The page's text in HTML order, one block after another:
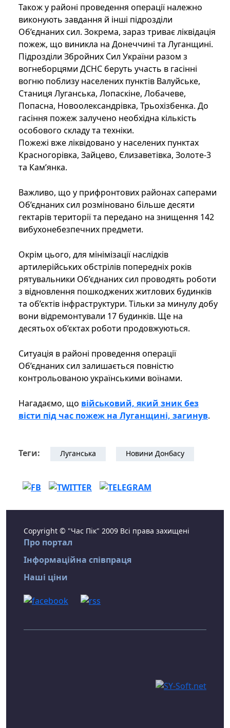
Також у районі проведення операції належно
виконують завдання й інші підрозділи
Об’єднаних сил. Зокрема, зараз триває ліквідація
пожеж, що виникла на Донеччині та Луганщині.
Підрозділи Збройних Сил України разом з
вогнеборцями ДСНС беруть участь в гасінні
вогню поблизу населених пунктів Валуйське,
Станиця Луганська, Лопаскіне, Лобачеве,
Попасна, Новоолександрівка, Трьохізбенка. До
гасіння пожеж залучено необхідна кількість
особового складу та техніки.
Пожежі вже ліквідовано у населених пунктах
Красногорівка, Зайцево, Єлизаветівка, Золоте-3
та Кам’янка.
Важливо, що у прифронтових районах саперами
Об’єднаних сил розміновано більше десяти
гектарів території та передано на знищення 142
вибухонебезпечних предмети.
Окрім цього, для мінімізації наслідків
артилерійських обстрілів попередніх років
рятувальники Об’єднаних сил проводять роботи
з відновлення пошкоджених житлових будинків
та об’єктів інфраструктури. Тільки за минулу добу
вони відремонтували 17 будинків. Ще на
десятьох об’єктах роботи продовжуються.
Ситуація в районі проведення операції
Об’єднаних сил залишається повністю
контрольованою українськими воїнами.
Нагадаємо, що військовий, який зник без
вісти під час пожеж на Луганщині, загинув.
Теги: Луганська Новини Донбасу
Copyright © "Час Пік" 2009 Всі права захищені
Про портал
Інформаційна співпраця
Наші ціни